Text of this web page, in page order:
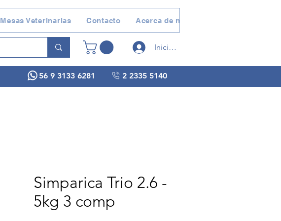
Mesas Veterinarias Contacto Acerca de nosotros
Iniciar sesión
2 2335 5140
56 9 3133 6281
Simparica Trio 2.6 -
5kg 3 comp